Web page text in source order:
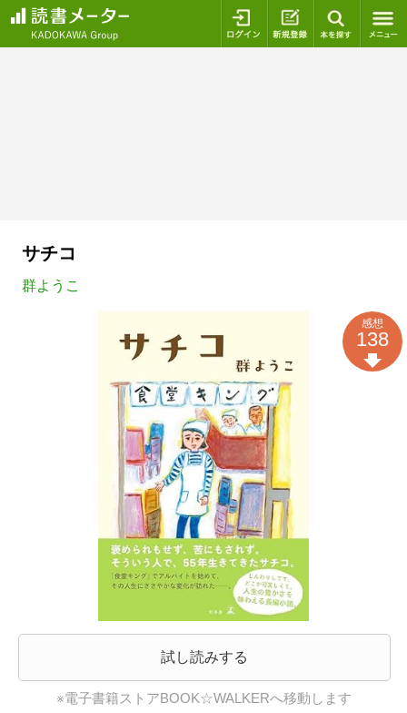
ログイン 新規登録
サチコ
群ようこ
試し読みする
※電子書籍ストアBOOK☆WALKERへ移動します
感想
138